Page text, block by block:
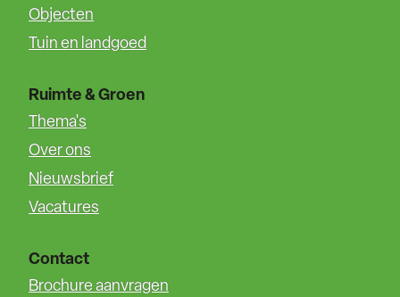
Objecten
Tuin en landgoed
Ruimte & Groen
Thema's
Over ons
Nieuwsbrief
Vacatures
Contact
Brochure aanvragen